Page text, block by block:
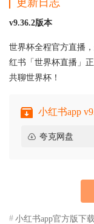
v9.36.2版本
世界杯全程官方直播
红书「世界杯直播」
共聊世界杯！
小红书app
夸克网盘
小红书app官方版下